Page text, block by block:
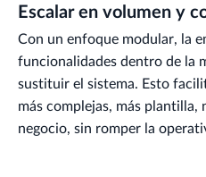
Escalar en volumen y
Con un enfoque modular, la
funcionalidades dentro de la
sustituir el sistema. Esto
más complejas, más plantilla,
negocio, sin romper la